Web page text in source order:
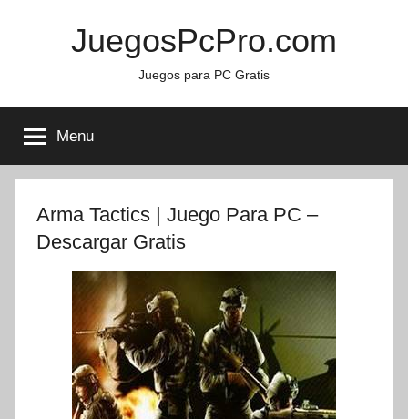
JuegosPcPro.com
Juegos para PC Gratis
Menu
Arma Tactics | Juego Para PC –
Descargar Gratis